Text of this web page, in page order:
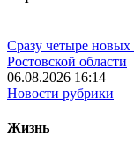
Сразу четыре новых
Ростовской области
06.08.2026 16:14
Новости рубрики
Жизнь